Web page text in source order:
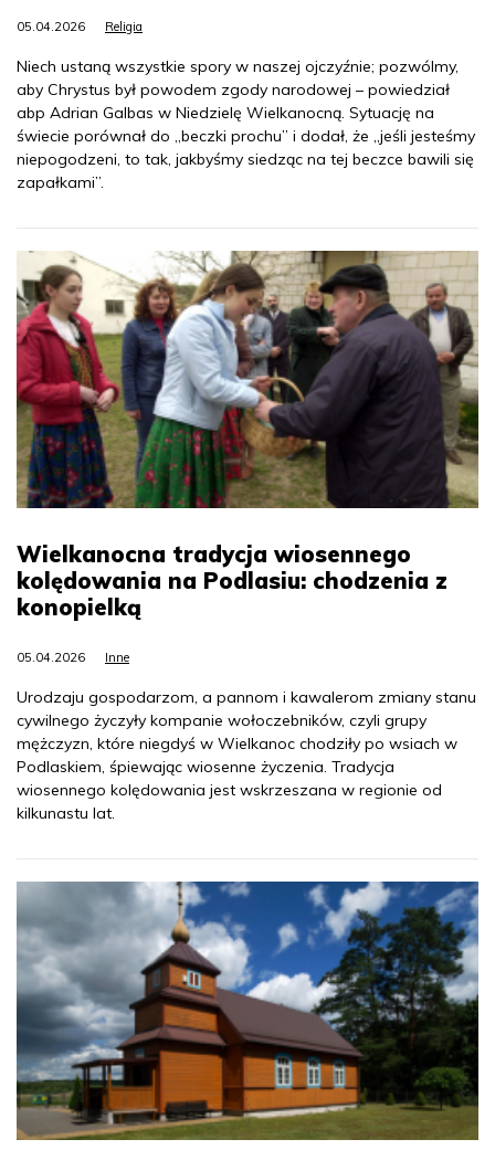
05.04.2026 Religia
Niech ustaną wszystkie spory w naszej ojczyźnie; pozwólmy,
aby Chrystus był powodem zgody narodowej – powiedział
abp Adrian Galbas w Niedzielę Wielkanocną. Sytuację na
świecie porównał do „beczki prochu” i dodał, że „jeśli jesteśmy
niepogodzeni, to tak, jakbyśmy siedząc na tej beczce bawili się
zapałkami”.
Wielkanocna tradycja wiosennego
kolędowania na Podlasiu: chodzenia z
konopielką
05.04.2026 Inne
Urodzaju gospodarzom, a pannom i kawalerom zmiany stanu
cywilnego życzyły kompanie wołoczebników, czyli grupy
mężczyzn, które niegdyś w Wielkanoc chodziły po wsiach w
Podlaskiem, śpiewając wiosenne życzenia. Tradycja
wiosennego kolędowania jest wskrzeszana w regionie od
kilkunastu lat.